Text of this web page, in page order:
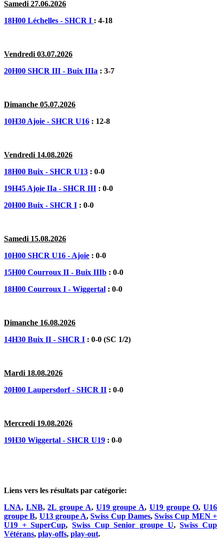
Samedi 27.06.2026
18H00 Léchelles - SHCR I : 4-18
Vendredi 03.07.2026
20H00 SHCR III - Buix IIIa : 3-7
Dimanche 05.07.2026
10H30 Ajoie - SHCR U16 : 12-8
Vendredi 14.08.2026
18H00 Buix - SHCR U13 : 0-0
19H45 Ajoie IIa - SHCR III : 0-0
20H00 Buix - SHCR I : 0-0
Samedi 15.08.2026
10H00 SHCR U16 - Ajoie : 0-0
15H00 Courroux II - Buix IIIb : 0-0
18H00 Courroux I - Wiggertal : 0-0
Dimanche 16.08.2026
14H30 Buix II - SHCR I : 0-0 (SC 1/2)
Mardi 18.08.2026
20H00 Laupersdorf - SHCR II : 0-0
Mercredi 19.08.2026
19H30 Wiggertal - SHCR U19 : 0-0
Liens vers les résultats par catégorie:
LNA, LNB,2L groupe A, U19 groupe A, U19 groupe O,U16
groupe B, U13 groupe A,Swiss Cup Dames,Swiss Cup MEN +
U19 + SuperCup,Swiss Cup Senior groupe U,Swiss Cup
Vétérans, play-offs, play-out.